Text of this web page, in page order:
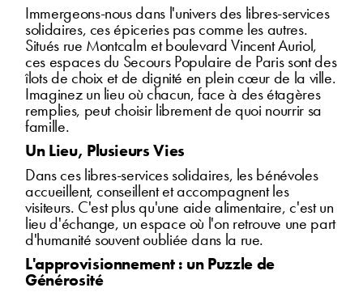
Immergeons-nous dans l'univers des libres-services
solidaires, ces épiceries pas comme les autres.
Situés rue Montcalm et boulevard Vincent Auriol,
ces espaces du Secours Populaire de Paris sont des
îlots de choix et de dignité en plein cœur de la ville.
Imaginez un lieu où chacun, face à des étagères
remplies, peut choisir librement de quoi nourrir sa
famille.
Un Lieu, Plusieurs Vies
Dans ces libres-services solidaires, les bénévoles
accueillent, conseillent et accompagnent les
visiteurs. C'est plus qu'une aide alimentaire, c'est un
lieu d'échange, un espace où l'on retrouve une part
d'humanité souvent oubliée dans la rue.
L'approvisionnement : un Puzzle de
Générosité